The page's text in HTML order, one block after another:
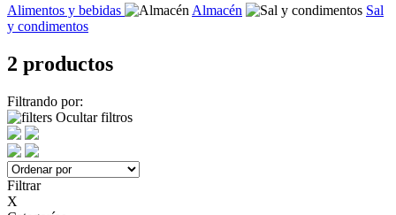
Alimentos y bebidas
Almacén
Sal
y condimentos
2 productos
Filtrando por:
Ocultar filtros
Filtrar
X